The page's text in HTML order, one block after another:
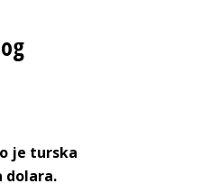
je turska
dolara.